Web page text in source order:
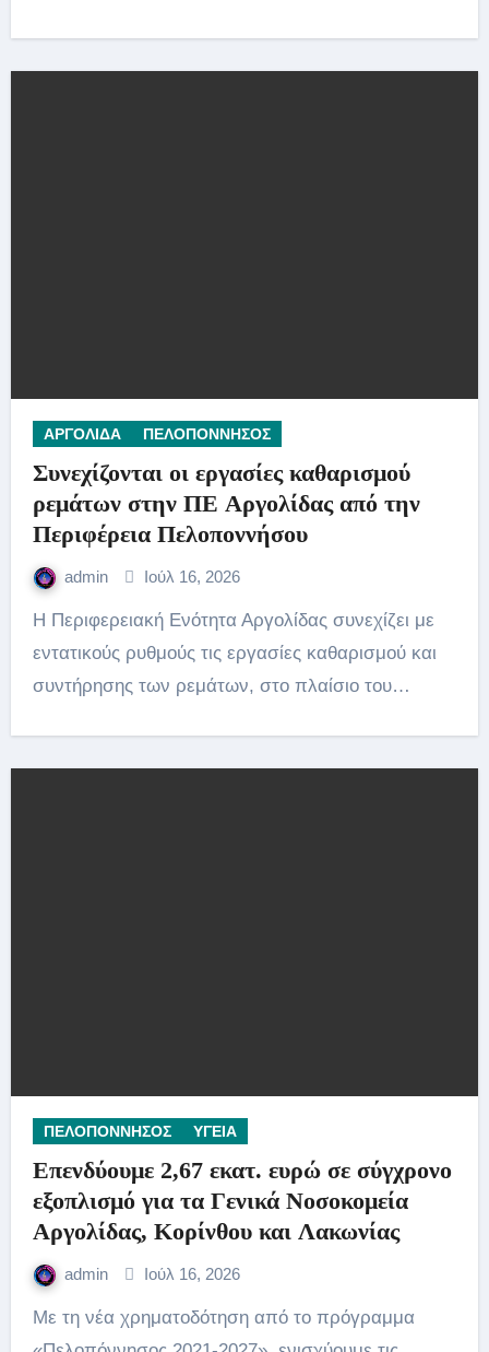
ΑΡΓΟΛΙΔΑ ΠΕΛΟΠΟΝΝΗΣΟΣ
Συνεχίζονται οι εργασίες καθαρισμού
ρεμάτων στην ΠΕ Αργολίδας από την
Περιφέρεια Πελοποννήσου
admin Ιούλ 16, 2026
Η Περιφερειακή Ενότητα Αργολίδας συνεχίζει με
εντατικούς ρυθμούς τις εργασίες καθαρισμού και
συντήρησης των ρεμάτων, στο πλαίσιο του…
ΠΕΛΟΠΟΝΝΗΣΟΣ ΥΓΕΙΑ
Επενδύουμε 2,67 εκατ. ευρώ σε σύγχρονο
εξοπλισμό για τα Γενικά Νοσοκομεία
Αργολίδας, Κορίνθου και Λακωνίας
admin Ιούλ 16, 2026
Με τη νέα χρηματοδότηση από το πρόγραμμα